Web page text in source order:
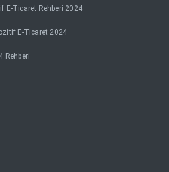
E-Ticaret Rehberi 2024
E-Ticaret 2024
Rehberi